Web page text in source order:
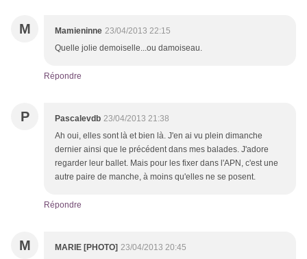
M Mamieninne 23/04/2013 22:15
Quelle jolie demoiselle...ou damoiseau.
Répondre
P Pascalevdb 23/04/2013 21:38
Ah oui, elles sont là et bien là. J'en ai vu plein dimanche
dernier ainsi que le précédent dans mes balades. J'adore
regarder leur ballet. Mais pour les fixer dans l'APN, c'est une
autre paire de manche, à moins qu'elles ne se posent.
Répondre
M MARIE [PHOTO] 23/04/2013 20:45